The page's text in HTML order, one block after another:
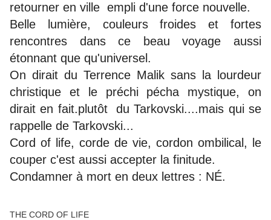
retourner en ville empli d'une force nouvelle.
Belle lumière, couleurs froides et fortes
rencontres dans ce beau voyage aussi
étonnant que qu'universel.
On dirait du Terrence Malik sans la lourdeur
christique et le préchi pécha mystique, on
dirait en fait.plutôt du Tarkovski....mais qui se
rappelle de Tarkovski...
Cord of life, corde de vie, cordon ombilical, le
couper c'est aussi accepter la finitude.
Condamner à mort en deux lettres : NÉ.
THE CORD OF LIFE